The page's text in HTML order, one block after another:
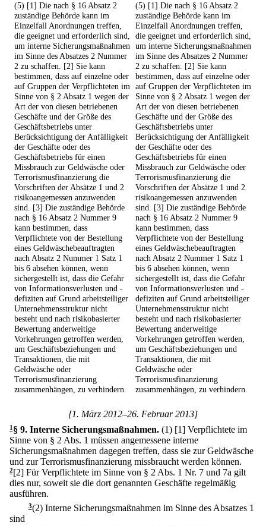
(5) [1] Die nach § 16 Absatz 2
zuständige Behörde kann im
Einzelfall Anordnungen treffen,
die geeignet und erforderlich sind,
um interne Sicherungsmaßnahmen
im Sinne des Absatzes 2 Nummer
2 zu schaffen. [2] Sie kann
bestimmen, dass auf einzelne oder
auf Gruppen der Verpflichteten im
Sinne von § 2 Absatz 1 wegen der
Art der von diesen betriebenen
Geschäfte und der Größe des
Geschäftsbetriebs unter
Berücksichtigung der Anfälligkeit
der Geschäfte oder des
Geschäftsbetriebs für einen
Missbrauch zur Geldwäsche oder
Terrorismusfinanzierung die
Vorschriften der Absätze 1 und 2
risikoangemessen anzuwenden
sind. [3] Die zuständige Behörde
nach § 16 Absatz 2 Nummer 9
kann bestimmen, dass
Verpflichtete von der Bestellung
eines Geldwäschebeauftragten
nach Absatz 2 Nummer 1 Satz 1
bis 6 absehen können, wenn
sichergestellt ist, dass die Gefahr
von Informationsverlusten und -
defiziten auf Grund arbeitsteiliger
Unternehmensstruktur nicht
besteht und nach risikobasierter
Bewertung anderweitige
Vorkehrungen getroffen werden,
um Geschäftsbeziehungen und
Transaktionen, die mit
Geldwäsche oder
Terrorismusfinanzierung
zusammenhängen, zu verhindern.
(5) [1] Die nach § 16 Absatz 2
zuständige Behörde kann im
Einzelfall Anordnungen treffen,
die geeignet und erforderlich sind,
um interne Sicherungsmaßnahmen
im Sinne des Absatzes 2 Nummer
2 zu schaffen. [2] Sie kann
bestimmen, dass auf einzelne oder
auf Gruppen der Verpflichteten im
Sinne von § 2 Absatz 1 wegen der
Art der von diesen betriebenen
Geschäfte und der Größe des
Geschäftsbetriebs unter
Berücksichtigung der Anfälligkeit
der Geschäfte oder des
Geschäftsbetriebs für einen
Missbrauch zur Geldwäsche oder
Terrorismusfinanzierung die
Vorschriften der Absätze 1 und 2
risikoangemessen anzuwenden
sind. [3] Die zuständige Behörde
nach § 16 Absatz 2 Nummer 9
kann bestimmen, dass
Verpflichtete von der Bestellung
eines Geldwäschebeauftragten
nach Absatz 2 Nummer 1 Satz 1
bis 6 absehen können, wenn
sichergestellt ist, dass die Gefahr
von Informationsverlusten und -
defiziten auf Grund arbeitsteiliger
Unternehmensstruktur nicht
besteht und nach risikobasierter
Bewertung anderweitige
Vorkehrungen getroffen werden,
um Geschäftsbeziehungen und
Transaktionen, die mit
Geldwäsche oder
Terrorismusfinanzierung
zusammenhängen, zu verhindern.
[1. März 2012–26. Februar 2013]
1§ 9. Interne Sicherungsmaßnahmen. (1) [1] Verpflichtete im
Sinne von § 2 Abs. 1 müssen angemessene interne
Sicherungsmaßnahmen dagegen treffen, dass sie zur Geldwäsche
und zur Terrorismusfinanzierung missbraucht werden können.
2[2] Für Verpflichtete im Sinne von § 2 Abs. 1 Nr. 7 und 7a gilt
dies nur, soweit sie die dort genannten Geschäfte regelmäßig
ausführen.
3(2) Interne Sicherungsmaßnahmen im Sinne des Absatzes 1
sind